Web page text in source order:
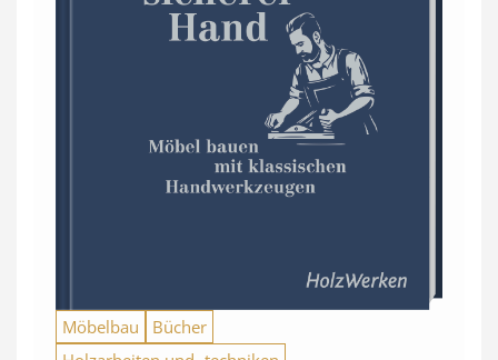
Möbelbau
Bücher